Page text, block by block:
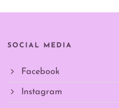
SOCIAL MEDIA
Facebook
Instagram